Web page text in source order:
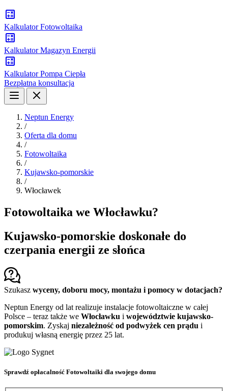
Kalkulator Fotowoltaika
Kalkulator Magazyn Energii
Kalkulator Pompa Ciepła
Bezpłatna konsultacja
Neptun Energy
/
Oferta dla domu
/
Fotowoltaika
/
Kujawsko-pomorskie
/
Włocławek
Fotowoltaika we Włocławku?
Kujawsko-pomorskie doskonałe do
czerpania energii ze słońca
Szukasz wyceny, doboru mocy, montażu i pomocy w dotacjach?
Neptun Energy od lat realizuje instalacje fotowoltaiczne w całej
Polsce – teraz także we Włocławku i województwie kujawsko-
pomorskim. Zyskaj niezależność od podwyżek cen prądu i
produkuj własną energię przez 25 lat.
Sprawdź opłacalność Fotowoltaiki dla swojego domu